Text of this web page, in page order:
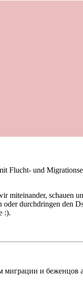
Flucht- und
miteinander, schauen
durchdringen den
:).
миграции и беженцов